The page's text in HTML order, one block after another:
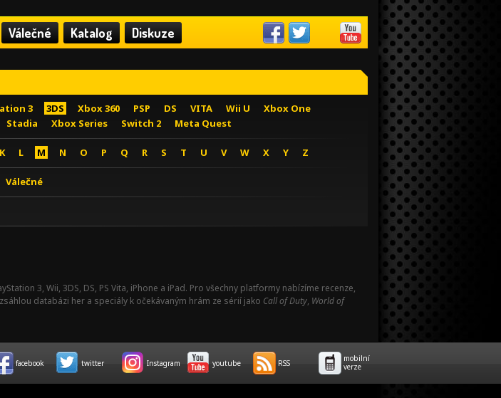
Válečné Katalog Diskuze
3 3DS Xbox 360 PSP DS VITA Wii U
Xbox One
Stadia Xbox Series Switch 2 Meta Quest
K L M N O P Q R S T U V W X Y Z
Válečné
3, Wii, 3DS, DS, PS Vita, iPhone a iPad. Pro všechny platformy nabízíme recenze,
databázi her a speciály k očekávaným hrám ze sérií jako Call of Duty, World of
facebook twitter Instagram youtube RSS
mobilní
verze